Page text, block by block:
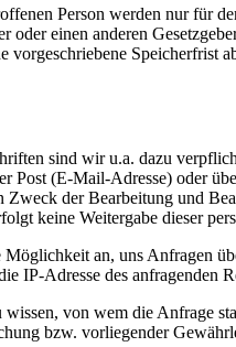
Person werden nur für
oder einen anderen
vorgeschriebene Speicherfrist
sind wir u.a. dazu
Post (E-Mail-Adresse) oder
Zweck der Bearbeitung und
keine Weitergabe dieser
Möglichkeit an, uns Anfragen
IP-Adresse des anfragenden
von wem die Anfrage
bzw. vorliegender